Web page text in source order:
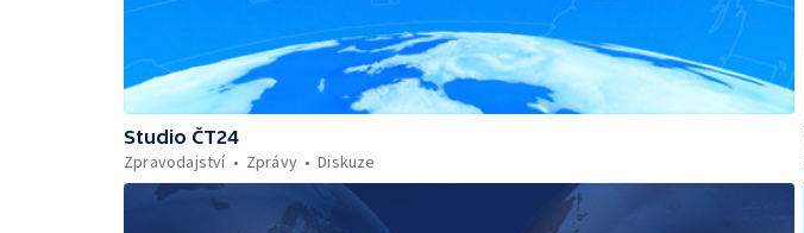
Studio ČT24
Zpravodajství
Zprávy Diskuze